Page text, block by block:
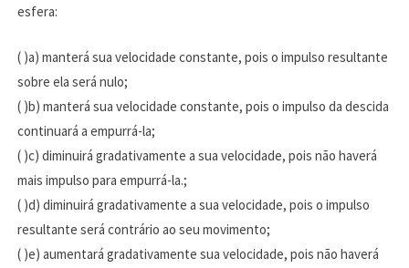
esfera:
( )a) manterá sua velocidade constante, pois o impulso resultante
sobre ela será nulo;
( )b) manterá sua velocidade constante, pois o impulso da descida
continuará a empurrá-la;
( )c) diminuirá gradativamente a sua velocidade, pois não haverá
mais impulso para empurrá-la.;
( )d) diminuirá gradativamente a sua velocidade, pois o impulso
resultante será contrário ao seu movimento;
( )e) aumentará gradativamente sua velocidade, pois não haverá